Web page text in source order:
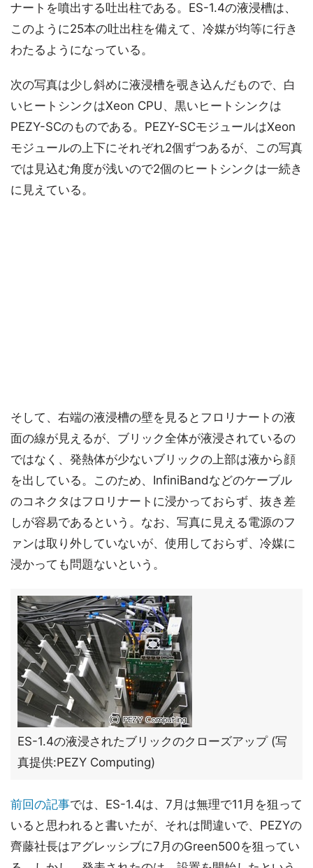
ナートを噴出する吐出柱である。ES-1.4の液浸槽は、
このように25本の吐出柱を備えて、冷媒が均等に行き
わたるようになっている。
次の写真は少し斜めに液浸槽を覗き込んだもので、白
いヒートシンクはXeon CPU、黒いヒートシンクは
PEZY-SCのものである。PEZY-SCモジュールはXeon
モジュールの上下にそれぞれ2個ずつあるが、この写真
では見込む角度が浅いので2個のヒートシンクは一続き
に見えている。
そして、右端の液浸槽の壁を見るとフロリナートの液
面の線が見えるが、ブリック全体が液浸されているの
ではなく、発熱体が少ないブリックの上部は液から顔
を出している。このため、InfiniBandなどのケーブル
のコネクタはフロリナートに浸かっておらず、抜き差
しが容易であるという。なお、写真に見える電源のフ
ァンは取り外していないが、使用しておらず、冷媒に
浸かっても問題ないという。
ES-1.4の液浸されたブリックのクローズアップ (写
真提供:PEZY Computing)
前回の記事では、ES-1.4は、7月は無理で11月を狙って
いると思われると書いたが、それは間違いで、PEZYの
齊藤社長はアグレッシブに7月のGreen500を狙ってい